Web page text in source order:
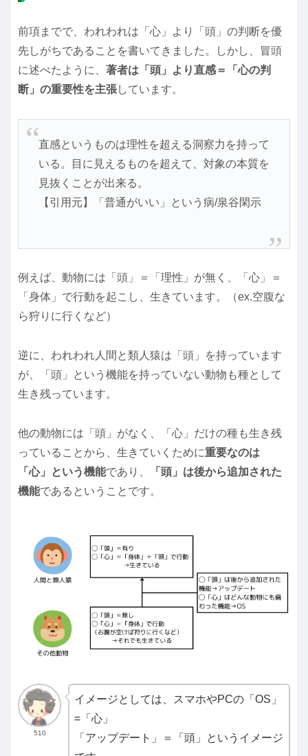
前項までで、われわれは「心」より「頭」の判断を優
先しがちであることを書いてきました。しかし、冒頭
に述べたように、 著者は「頭」より直感＝「心の判
断」の重要性を主張しています。
直感というものは理性を超える洞察力を持って
いる。目に見えるものを超えて、対象の本質を
見抜くことが出来る。
【引用元】「普通がいい」という病/泉谷閑示
例えば、動物には「頭」＝「理性」が無く、「心」＝
「身体」で行動を起こし、生きています。（ex.空腹な
ら狩りに行くなど）
逆に、われわれ人間と類人猿は「頭」を持っています
が、「頭」という機能を持っていない動物も種として
生き残っています。
他の動物には「頭」がなく、「心」だけの種も生き残
っていることから、生きていくために重要なのは
「心」という機能であり、
「頭」は後から追加された
機能であるということです。
510
イメージとしては、スマホやPCの「OS」
=「心」
「アップデート」＝「頭」というイメージ